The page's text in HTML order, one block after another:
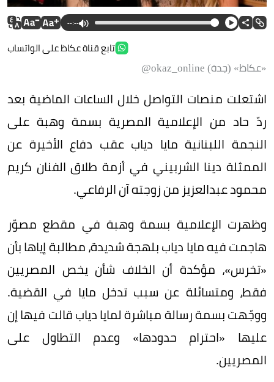
--:--
تابع قناة عكاظ على الواتساب
«عكاظ» (جدة) okaz_online@
اشتعلت منصات التواصل خلال الساعات الماضية بعد
ردّ حاد من الإعلامية المصرية بسمة وهبة على
النجمة اللبنانية مايا دياب عقب دفاع الأخيرة عن
الممثلة دينا الشربيني في أزمة طلاق الفنان كريم
محمود عبدالعزيز من زوجته آن الرفاعي.
وظهرت الإعلامية بسمة وهبة في مقطع مصوّر
هاجمت فيه مايا دياب بلهجة شديدة، مطالبة إياها بأن
«تخرس»، مؤكدة أن الخلاف شأن يخص المصريين
فقط، ومتسائلة عن سبب تدخل مايا في القضية.
ووجّهت بسمة رسالة مباشرة لمايا دياب قالت فيها إن
عليها «احترام حدودها» وعدم التطاول على
المصريين.